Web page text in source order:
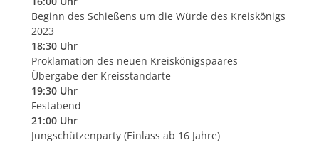
Beginn des Schießens um die Würde des Kreiskönigs
2023
18:30 Uhr
Proklamation des neuen Kreiskönigspaares
Übergabe der Kreisstandarte
19:30 Uhr
Festabend
21:00 Uhr
Jungschützenparty (Einlass ab 16 Jahre)